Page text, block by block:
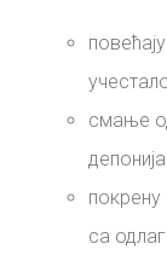
смање
са